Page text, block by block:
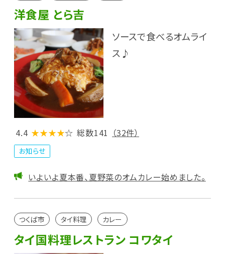
洋食屋 とら吉
ソースで食べるオムライ
ス♪
4.4 ★★★★☆ 総数141 （32件）
お知らせ
いよいよ夏本番、夏野菜のオムカレー始めました。
つくば市 タイ料理 カレー
タイ国料理レストラン コワタイ